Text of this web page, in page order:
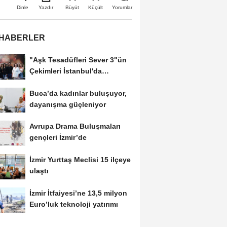
Dinle Yazdır Büyüt Küçült Yorumlar
"Aşk Tesadüfleri Sever 3"ün
Çekimleri İstanbul'da
Buca’da kadınlar buluşuyor,
dayanışma güçleniyor
Avrupa Drama Buluşmaları
gençleri İzmir’de
İzmir Yurttaş Meclisi 15 ilçeye
ulaştı
İzmir İtfaiyesi’ne 13,5 milyon
Euro’luk teknoloji yatırımı